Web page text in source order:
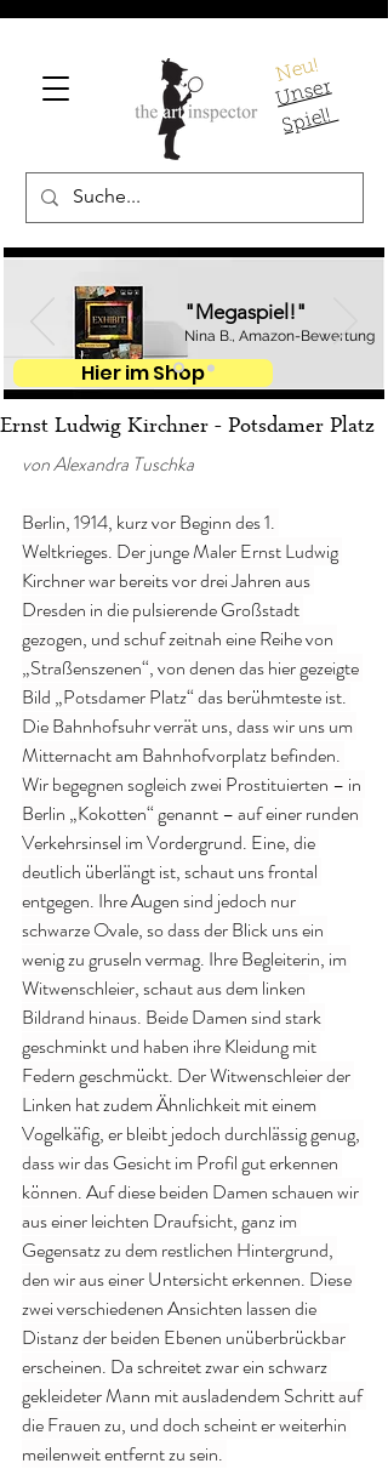
Neu!
U
ns
er
S
pi
el!
"Megaspiel!"
Nina B., Amazon-Bewertung
Hier im Shop
Ernst Ludwig Kirchner - Potsdamer Platz
von Alexandra Tuschka
Berlin, 1914, kurz vor Beginn des 1.
Weltkrieges. Der junge Maler Ernst Ludwig
Kirchner war bereits vor drei Jahren aus
Dresden in die pulsierende Großstadt
gezogen, und schuf zeitnah eine Reihe von
„Straßenszenen“, von denen das hier gezeigte
Bild „Potsdamer Platz“ das berühmteste ist.
Die Bahnhofsuhr verrät uns, dass wir uns um
Mitternacht am Bahnhofvorplatz befinden.
Wir begegnen sogleich zwei Prostituierten – in
Berlin „Kokotten“ genannt – auf einer runden
Verkehrsinsel im Vordergrund. Eine, die
deutlich überlängt ist, schaut uns frontal
entgegen. Ihre Augen sind jedoch nur
schwarze Ovale, so dass der Blick uns ein
wenig zu gruseln vermag. Ihre Begleiterin, im
Witwenschleier, schaut aus dem linken
Bildrand hinaus. Beide Damen sind stark
geschminkt und haben ihre Kleidung mit
Federn geschmückt. Der Witwenschleier der
Linken hat zudem Ähnlichkeit mit einem
Vogelkäfig, er bleibt jedoch durchlässig genug,
dass wir das Gesicht im Profil gut erkennen
können. Auf diese beiden Damen schauen wir
aus einer leichten Draufsicht, ganz im
Gegensatz zu dem restlichen Hintergrund,
den wir aus einer Untersicht erkennen. Diese
zwei verschiedenen Ansichten lassen die
Distanz der beiden Ebenen unüberbrückbar
erscheinen. Da schreitet zwar ein schwarz
gekleideter Mann mit ausladendem Schritt auf
die Frauen zu, und doch scheint er weiterhin
meilenweit entfernt zu sein.